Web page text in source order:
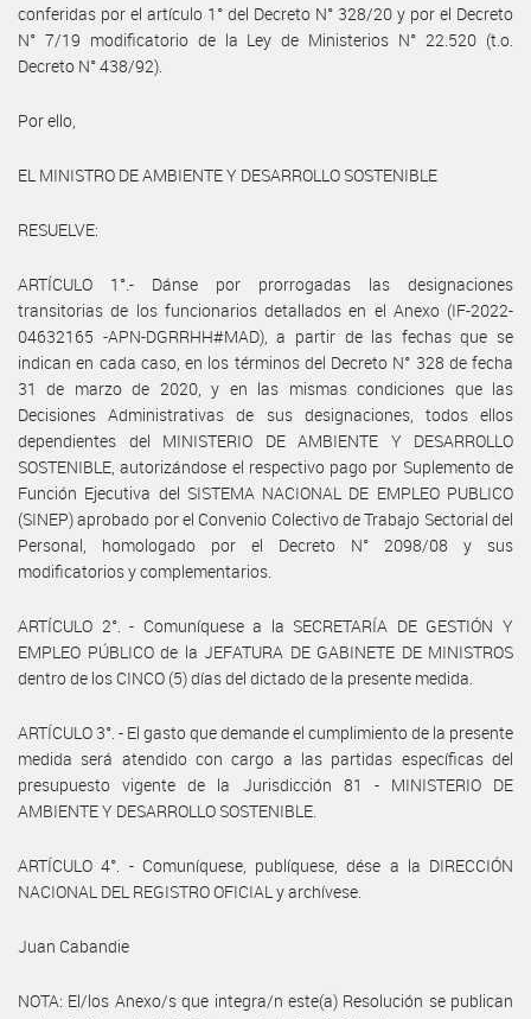
conferidas por el artículo 1° del Decreto N° 328/20 y por el Decreto
N° 7/19 modificatorio de la Ley de Ministerios N° 22.520 (t.o.
Decreto N° 438/92).
Por ello,
EL MINISTRO DE AMBIENTE Y DESARROLLO SOSTENIBLE
RESUELVE:
ARTÍCULO 1°.- Dánse por prorrogadas las designaciones
transitorias de los funcionarios detallados en el Anexo (IF-2022-
04632165 -APN-DGRRHH#MAD), a partir de las fechas que se
indican en cada caso, en los términos del Decreto N° 328 de fecha
31 de marzo de 2020, y en las mismas condiciones que las
Decisiones Administrativas de sus designaciones, todos ellos
dependientes del MINISTERIO DE AMBIENTE Y DESARROLLO
SOSTENIBLE, autorizándose el respectivo pago por Suplemento de
Función Ejecutiva del SISTEMA NACIONAL DE EMPLEO PUBLICO
(SINEP) aprobado por el Convenio Colectivo de Trabajo Sectorial del
Personal, homologado por el Decreto N° 2098/08 y sus
modificatorios y complementarios.
ARTÍCULO 2°. - Comuníquese a la SECRETARÍA DE GESTIÓN Y
EMPLEO PÚBLICO de la JEFATURA DE GABINETE DE MINISTROS
dentro de los CINCO (5) días del dictado de la presente medida.
ARTÍCULO 3°. - El gasto que demande el cumplimiento de la presente
medida será atendido con cargo a las partidas específicas del
presupuesto vigente de la Jurisdicción 81 - MINISTERIO DE
AMBIENTE Y DESARROLLO SOSTENIBLE.
ARTÍCULO 4°. - Comuníquese, publíquese, dése a la DIRECCIÓN
NACIONAL DEL REGISTRO OFICIAL y archívese.
Juan Cabandie
NOTA: El/los Anexo/s que integra/n este(a) Resolución se publican